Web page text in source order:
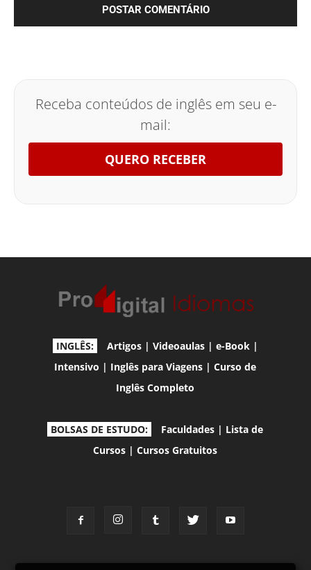
Receba conteúdos de inglês em seu e-
mail:
QUERO RECEBER
INGLÊS: Artigos| Videoaulas| e-Book|
Intensivo | Inglês para Viagens |Curso de
Inglês Completo
BOLSAS DE ESTUDO: Faculdades | Lista de
Cursos |Cursos Gratuitos